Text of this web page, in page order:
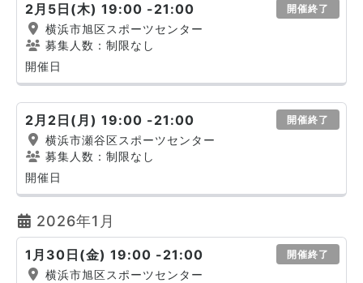
2月5日(木) 19:00 -21:00 開催終了
横浜市旭区スポーツセンター
募集人数：制限なし
開催日
2月2日(月) 19:00 -21:00 開催終了
横浜市瀬谷区スポーツセンター
募集人数：制限なし
開催日
2026年1月
1月30日(金) 19:00 -21:00 開催終了
横浜市旭区スポーツセンター